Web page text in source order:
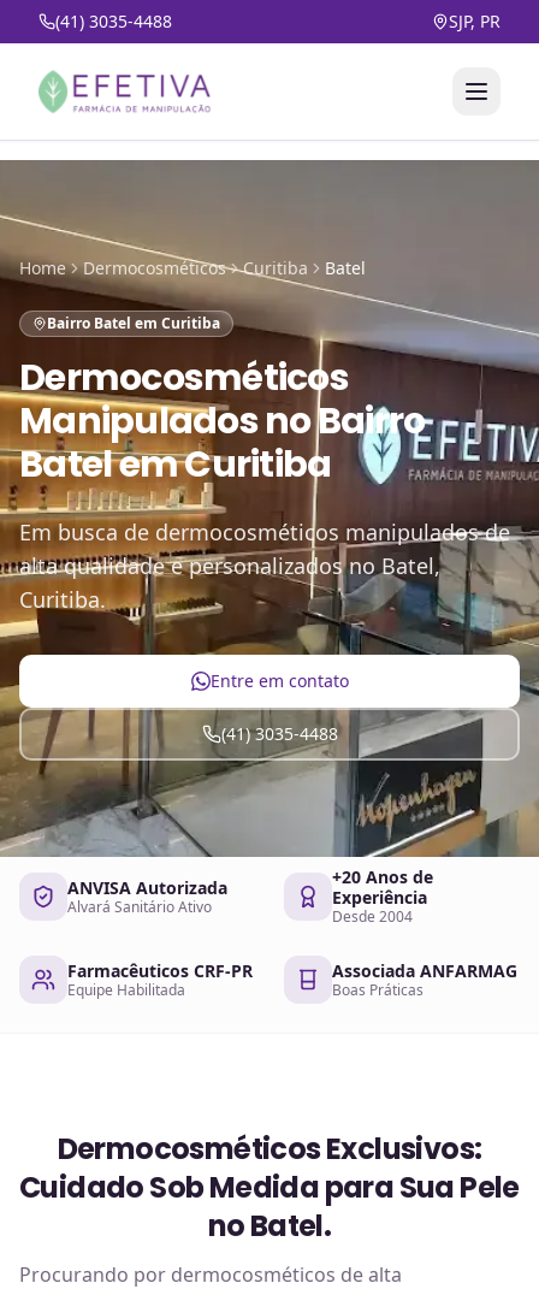
(41) 3035-4488 SJP, PR
Home Dermocosméticos Curitiba Batel
Bairro Batel em Curitiba
Dermocosméticos
ManipuladosnoBairro
Batel em Curitiba
Em busca de dermocosméticos manipulados de
alta qualidade e personalizados no Batel,
Curitiba.
Entre em contato
(41) 3035-4488
ANVISA Autorizada
Alvará Sanitário Ativo
+20 Anos de
Experiência
Desde 2004
Farmacêuticos CRF-PR
Equipe Habilitada
Associada ANFARMAG
Boas Práticas
Dermocosméticos Exclusivos:
Cuidado Sob Medida para Sua Pele
no Batel.
Procurando por dermocosméticos de alta